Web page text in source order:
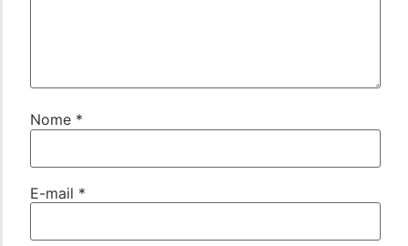
Nome *
E-mail *